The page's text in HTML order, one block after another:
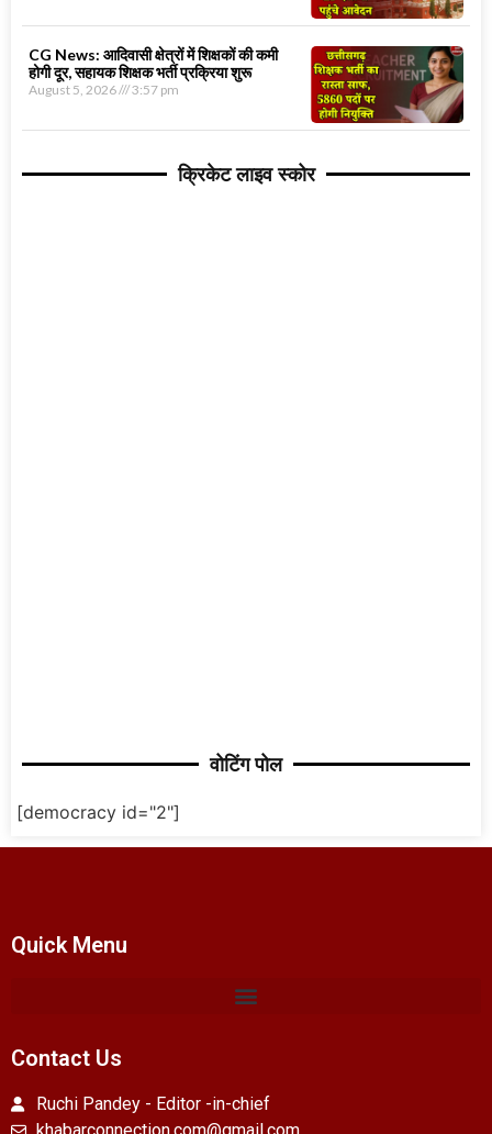
CG News: आदिवासी क्षेत्रों में शिक्षकों की कमी
होगी दूर, सहायक शिक्षक भर्ती प्रक्रिया शुरू
August 5, 2026 3:57 pm
क्रिकेट लाइव स्कोर
वोटिंग पोल
[democracy id="2"]
Quick Menu
Contact Us
Ruchi Pandey - Editor -in-chief
khabarconnection.com@gmail.com